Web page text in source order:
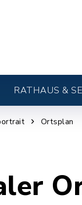
RATHAUS &
Ortsplan